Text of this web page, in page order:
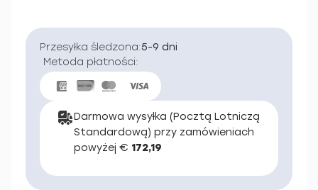
Przesyłka śledzona:5-9 dni
Metoda płatności:
Darmowa wysyłka (Pocztą Lotniczą
Standardową) przy zamówieniach
powyżej € 172,19